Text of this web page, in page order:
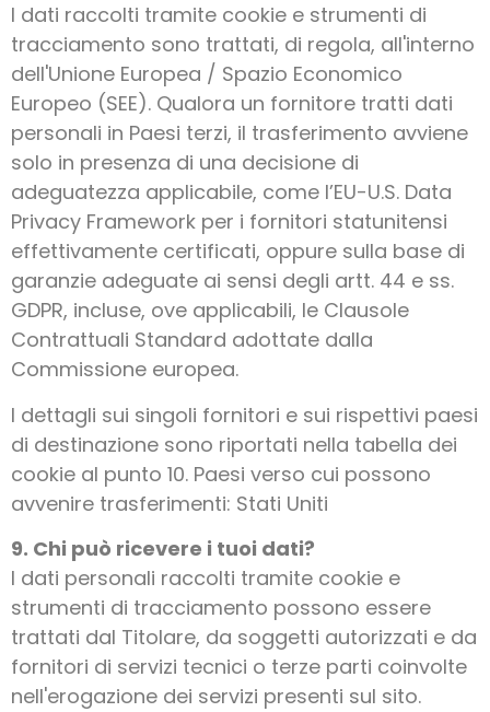
I dati raccolti tramite cookie e strumenti di
tracciamento sono trattati, di regola, all'interno
dell'Unione Europea / Spazio Economico
Europeo (SEE). Qualora un fornitore tratti dati
personali in Paesi terzi, il trasferimento avviene
solo in presenza di una decisione di
adeguatezza applicabile, come l’EU-U.S. Data
Privacy Framework per i fornitori statunitensi
effettivamente certificati, oppure sulla base di
garanzie adeguate ai sensi degli artt. 44 e ss.
GDPR, incluse, ove applicabili, le Clausole
Contrattuali Standard adottate dalla
Commissione europea.
I dettagli sui singoli fornitori e sui rispettivi paesi
di destinazione sono riportati nella tabella dei
cookie al punto 10. Paesi verso cui possono
avvenire trasferimenti: Stati Uniti
9. Chi può ricevere i tuoi dati?
I dati personali raccolti tramite cookie e
strumenti di tracciamento possono essere
trattati dal Titolare, da soggetti autorizzati e da
fornitori di servizi tecnici o terze parti coinvolte
nell'erogazione dei servizi presenti sul sito.